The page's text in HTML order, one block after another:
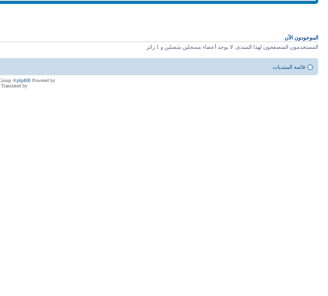
الموجودون الآن
المستخدمون المتصفحون لهذا المنتدى: لا يوجد أعضاء مسجلين متصلين و 1 زائر
قائمة المنتديات
Powered by
phpBB
® Forum Software © phpBB Group
Translated by